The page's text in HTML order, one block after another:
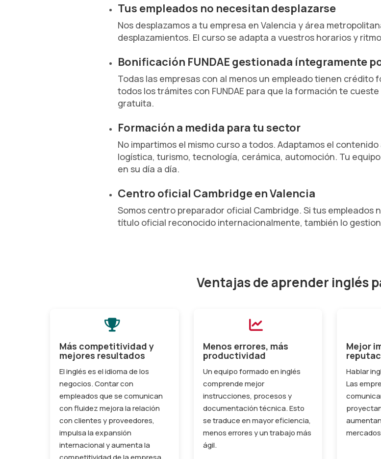
Tus empleados no necesitan desplazarse
Nos desplazamos a tu empresa en Valencia y área
desplazamientos. El curso se adapta a vuestros horarios y
Bonificación FUNDAE gestionada íntegramente
Todas las empresas con al menos un empleado tienen crédito
todos los trámites con FUNDAE para que la formación te
gratuita.
Formación a medida para tu sector
No impartimos el mismo curso a todos. Adaptamos el
logística, turismo, tecnología, cerámica, automoción. Tu
en su día a día.
Centro oficial Cambridge en Valencia
Somos centro preparador oficial Cambridge. Si tus
título oficial reconocido internacionalmente, también lo
Ventajas de aprender inglés
Más competitividad y
mejores resultados
El inglés es el idioma de los
negocios. Contar con
empleados que se comunican
con fluidez mejora la relación
con clientes y proveedores,
impulsa la expansión
internacional y aumenta la
Menos errores, más
productividad
Un equipo formado en inglés
comprende mejor
instrucciones, procesos y
documentación técnica. Esto
se traduce en mayor eficiencia,
menos errores y un trabajo más
ágil.
Mejor
Hablar
Las